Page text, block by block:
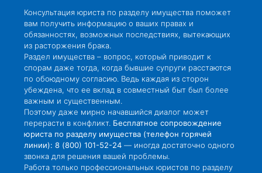
Консультация юриста по разделу имущества поможет
вам получить информацию о ваших правах и
обязанностях, возможных последствиях, вытекающих
из расторжения брака.
Раздел имущества – вопрос, который приводит к
спорам даже тогда, когда бывшие супруги расстаются
по обоюдному согласию. Ведь каждая из сторон
убеждена, что ее вклад в совместный быт был более
важным и существенным.
Поэтому даже мирно начавшийся диалог может
перерасти в конфликт. Бесплатное сопровождение
юриста по разделу имущества (телефон горячей
линии): 8 (800) 101-52-24 — иногда достаточно одного
звонка для решения вашей проблемы.
Работа только профессиональных юристов по разделу